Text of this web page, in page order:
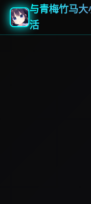
与青梅竹马
活